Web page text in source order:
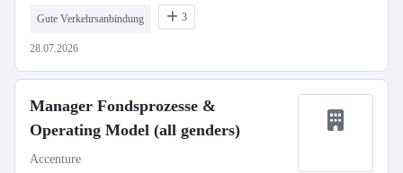
Gute Verkehrsanbindung 3
28.07.2026
Manager Fondsprozesse &
Operating Model (all genders)
Accenture